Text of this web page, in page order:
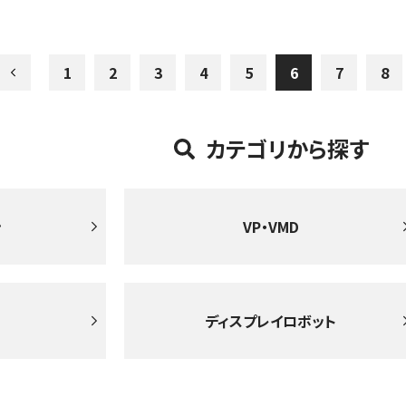
1 2 3 4 5 6 7 8
カテゴリから探す
VP・VMD
ディスプレイロボット